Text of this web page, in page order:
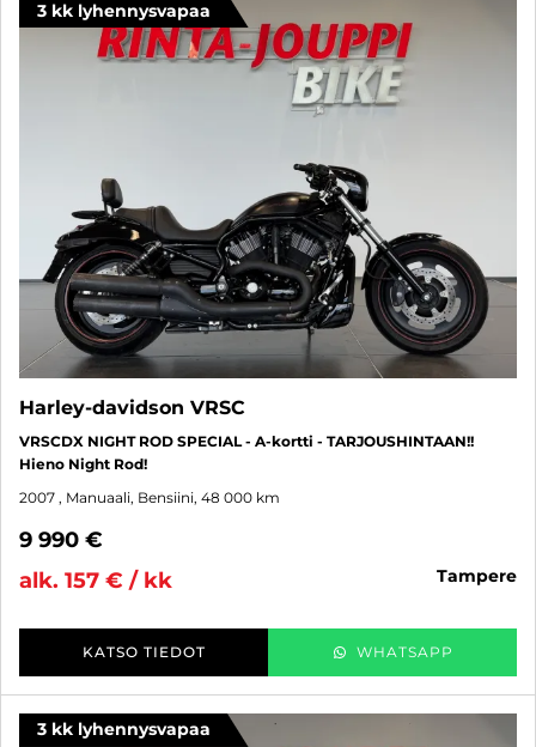
3 kk lyhennysvapaa
Harley-davidson VRSC
VRSCDX NIGHT ROD SPECIAL - A-kortti - TARJOUSHINTAAN!!
Hieno Night Rod!
2007 , Manuaali, Bensiini, 48 000 km
9 990 €
alk. 157 € / kk
tampere
KATSO TIEDOT WHATSAPP
3 kk lyhennysvapaa